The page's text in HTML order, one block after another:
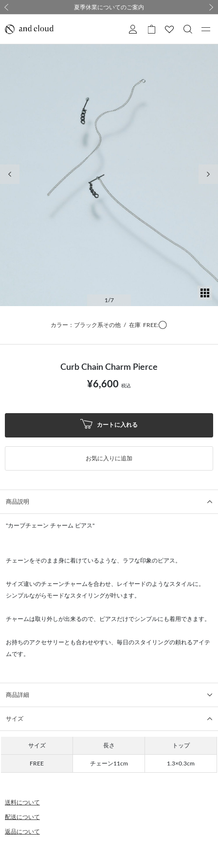
採用のご案内
熊本県熊本地方を震源とする地震の影響について
夏季休業についてのご案内
購入証明書ペーパーレス化のお知らせ
採用のご案内
熊本県熊本地方を震源とする地震の影響について
1 /7
カラー：ブラック系その他 / 在庫 FREE:◯
Curb Chain Charm Pierce
¥6,600 税込
カートに入れる
お気に入りに追加
商品説明
"カーブチェーン チャーム ピアス"
チェーンをそのまま身に着けているような、ラフな印象のピアス。
サイズ違いのチェーンチャームを合わせ、レイヤードのようなスタイルに。
シンプルながらモードなスタイリングが叶います。
チャームは取り外しが出来るので、ピアスだけでシンプルにも着用できます。
お持ちのアクセサリーとも合わせやすい、毎日のスタイリングの頼れるアイテ
ムです。
商品詳細
サイズ
サイズ 長さ トップ
FREE チェーン11cm 1.3×0.3cm
送料について
配送について
返品について